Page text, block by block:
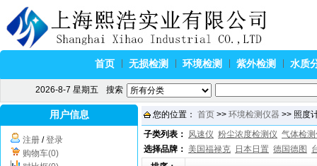
首页 无损检测 环境检测 紫外检测 水质
2026-8-7 星期五 搜索
用户信息
注册 /登录
购物车(0)
您的位置： 首页 >> 环境检测仪器 >> 照度
子类列表： 风速仪 粉尘浓度检测仪 气体检
选择品牌： 美国福禄克 日本日置 德国德图